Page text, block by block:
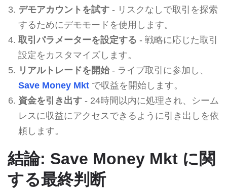
デモアカウントを試す- リスクなしで取引を探索
するためにデモモードを使用します。
取引パラメーターを設定する - 戦略に応じた取引
設定をカスタマイズします。
リアルトレードを開始- ライブ取引に参加し、
Save Money Mktで収益を開始します。
資金を引き出す- 24時間以内に処理され、シーム
レスに収益にアクセスできるように引き出しを依
頼します。
結論: Save Money Mkt に関
する最終判断